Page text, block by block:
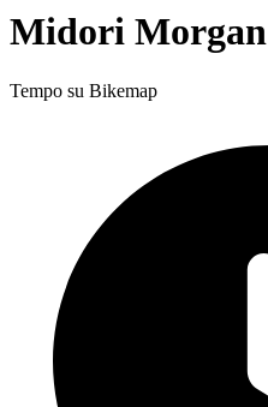
Midori Morgan
Tempo su Bikemap